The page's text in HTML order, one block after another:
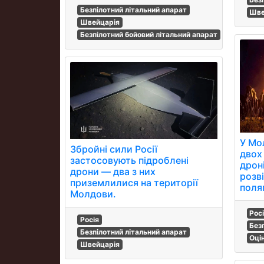
Безпілотний літальний апарат
Швейцарія
Безпілотний бойовий літальний апарат
Збройні сили Росії
застосовують підроблені
дрони — два з них
приземлилися на території
Молдови.
Росія
Безпілотний літальний апарат
Швейцарія
У
двох